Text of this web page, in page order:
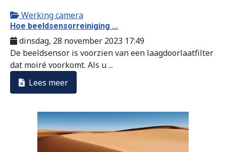
Werking camera
Hoe beeldsensorreiniging ...
dinsdag, 28 november 2023 17:49
De beeldsensor is voorzien van een laagdoorlaatfilter
dat moiré voorkomt. Als u ...
Lees meer